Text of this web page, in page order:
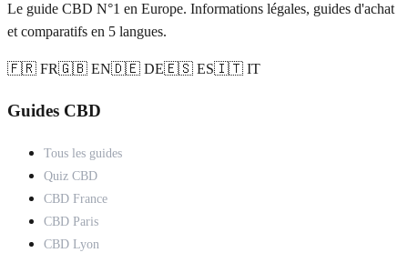
Le guide CBD N°1 en Europe. Informations légales, guides d'achat
et comparatifs en 5 langues.
🇫🇷 FR🇬🇧 EN🇩🇪 DE🇪🇸 ES🇮🇹 IT
Guides CBD
Tous les guides
Quiz CBD
CBD France
CBD Paris
CBD Lyon